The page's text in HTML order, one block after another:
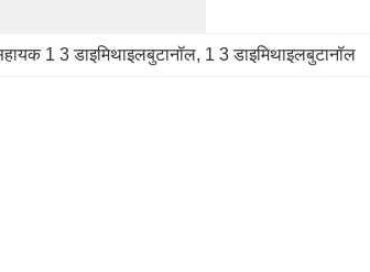
1 3 डाइमिथाइलबुटानॉल, 1 3 डाइमिथाइलबुटानॉल